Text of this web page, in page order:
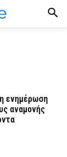
ενημέρωση
αναμονής